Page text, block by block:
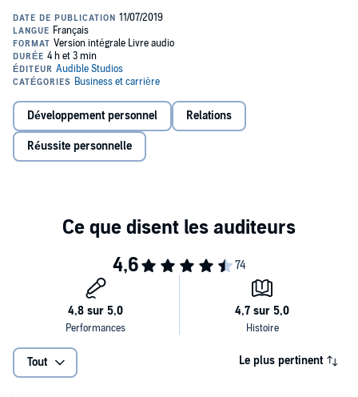
prodigieux spectacle du monde et de la vie qui continuera sans
nous.
la conscience de notre mort comme un formidable moyen de nous
ramener à nous-même et à ce qui compte réellement pour nous.
Pour cela, il s'appuie sur les principes de la thérapie d'acceptation et
d'engagement (ACT) et de la pleine conscience qu'il nous invite à
mettre en pratique pour accepter avec sérénité notre condition
d'être humain.
©2019 Edi8 (P)2019 Audible Studios
Développement personnel Relations
Réussite personnelle
Tout Le plus pertinent